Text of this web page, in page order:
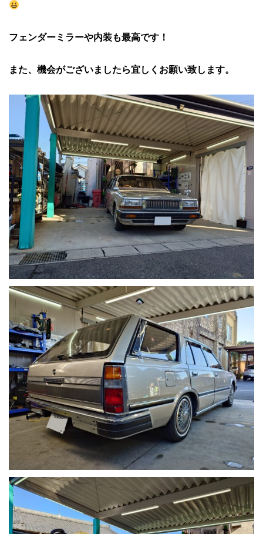
フェンダーミラーや内装も最高です！
また、機会がございましたら宜しくお願い致します。